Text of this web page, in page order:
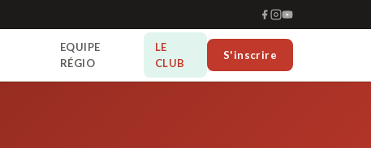
EQUIPE
RÉGIO
LE
CLUB
S'inscrire